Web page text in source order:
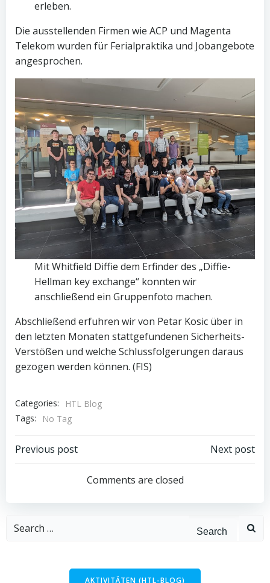
erleben.
Die ausstellenden Firmen wie ACP und Magenta
Telekom wurden für Ferialpraktika und Jobangebote
angesprochen.
Mit Whitfield Diffie dem Erfinder des „Diffie-
Hellman key exchange“ konnten wir
anschließend ein Gruppenfoto machen.
Abschließend erfuhren wir von Petar Kosic über in
den letzten Monaten stattgefundenen Sicherheits-
Verstößen und welche Schlussfolgerungen daraus
gezogen werden können. (FIS)
Categories:
HTL Blog
Tags:
No Tag
Post
navigation
Previous post
navigation
Next post
Comments are closed
Search
AKTIVITÄTEN (HTL-BLOG)